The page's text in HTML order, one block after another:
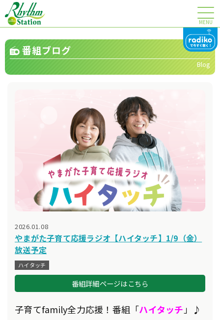
MENU
番組ブログ
Blog
2026.01.08
やまがた子育て応援ラジオ【ハイタッチ】1/9（金）
放送予定
ハイタッチ
番組詳細ページはこちら
子育てfamily全力応援！番組「ハイタッチ 」♪